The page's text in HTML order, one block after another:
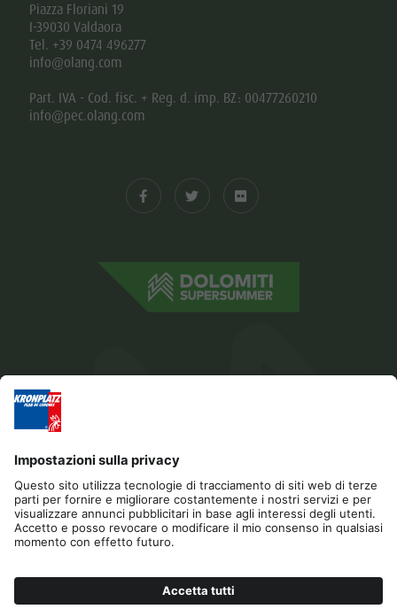
Piazza Floriani 19
I-39030 Valdaora
Tel. +39 0474 496277
info@olang.com
Part. IVA - Cod. fisc. + Reg. d. imp. BZ: 00477260210
info@pec.olang.com
Editoria Privacy Dichiarazione di accessibilità
Contatto
Sponsor
Cookies